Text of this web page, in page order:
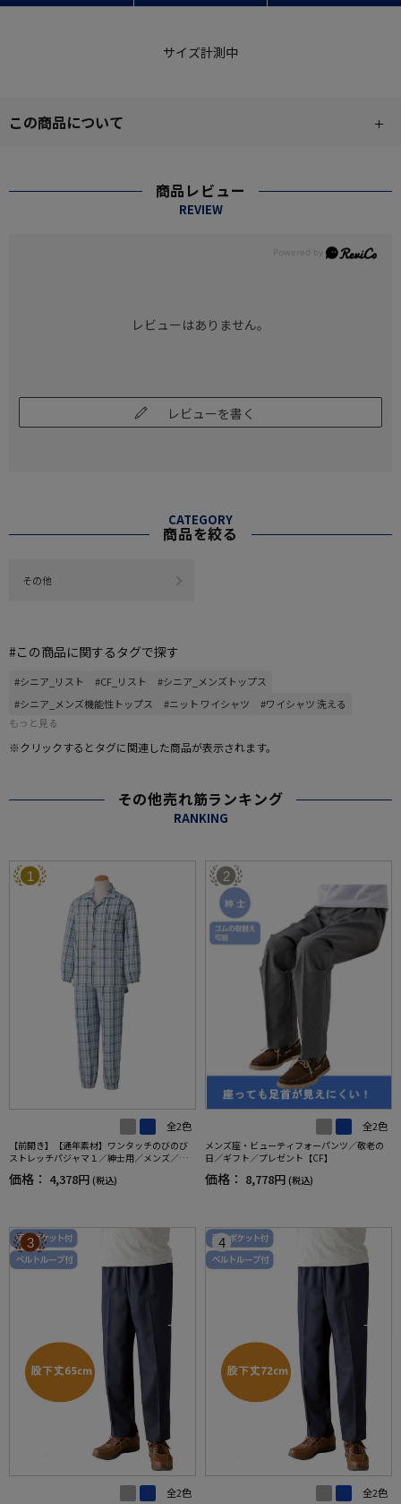
サイズ計測中
この商品について
商品レビュー
REVIEW
レビューはありません。
レビューを書く
CATEGORY
商品を絞る
その他
#この商品に関するタグで探す
#シニア_リスト #CF_リスト
#シニア_メンズトップス
#シニア_メンズ機能性トップス
#ニット ワイシャツ
#ワイシャツ 洗える
もっと見る
※クリックするとタグに関連した商品が表示されます。
その他売れ筋ランキング
RANKING
1
全2色
【前開き】【通年素材】ワンタッチのびのび
ストレッチパジャマ１／紳士用／メンズ／高
齢者／シニア／名前記入欄付／後ろ長め／ギ
フト／プレゼント【CF】
価格： 4,378円 (税込)
2
全2色
メンズ座・ビューティフォーパンツ／敬老の
日／ギフト／プレゼント【CF】
価格： 8,778円 (税込)
3
全2色
4
全2色